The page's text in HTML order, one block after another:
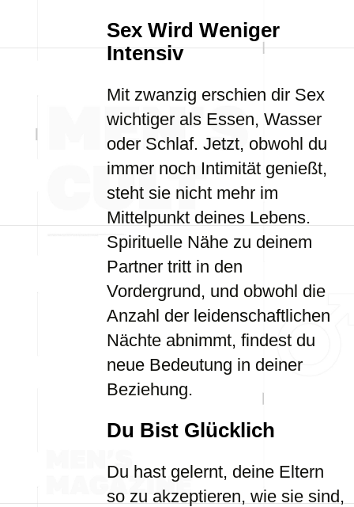
Sex Wird Weniger
Intensiv
Mit zwanzig erschien dir Sex
wichtiger als Essen, Wasser
oder Schlaf. Jetzt, obwohl du
immer noch Intimität genießt,
steht sie nicht mehr im
Mittelpunkt deines Lebens.
Spirituelle Nähe zu deinem
Partner tritt in den
Vordergrund, und obwohl die
Anzahl der leidenschaftlichen
Nächte abnimmt, findest du
neue Bedeutung in deiner
Beziehung.
Du Bist Glücklich
Du hast gelernt, deine Eltern
so zu akzeptieren, wie sie sind,